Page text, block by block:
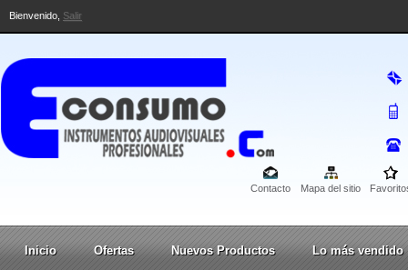
Bienvenido, Salir
Contacto Mapa del sitio
Inicio Ofertas Nuevos Productos Lo más vendido